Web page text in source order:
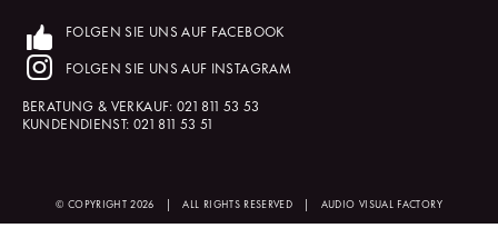
FOLGEN SIE UNS AUF FACEBOOK
FOLGEN SIE UNS AUF INSTAGRAM
BERATUNG & VERKAUF: 021 811 53 53
KUNDENDIENST: 021 811 53 51
© COPYRIGHT 2026 | ALL RIGHTS RESERVED | AUDIO VISUAL FACTORY